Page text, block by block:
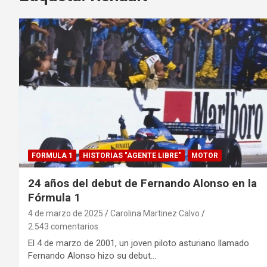
FORMULA 1 HISTORIAS "AGENTE LIBRE" MOTOR
24 años del debut de Fernando Alonso en la
Fórmula 1
4 de marzo de 2025
Carolina Martinez Calvo
2.543 comentarios
El 4 de marzo de 2001, un joven piloto asturiano llamado
Fernando Alonso hizo su debut…